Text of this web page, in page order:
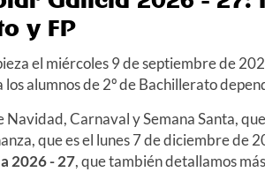
y FP
el miércoles 9 de septiembre de
los alumnos de 2º de Bachillerato
Navidad, Carnaval y Semana Santa,
que es el lunes 7 de diciembre de
2026 - 27, que también detallamos